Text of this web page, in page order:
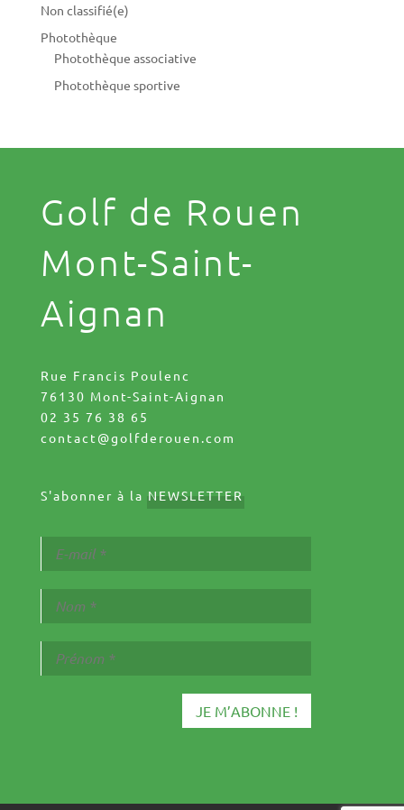
Non classifié(e)
Photothèque
Photothèque associative
Photothèque sportive
Golf de Rouen
Mont-Saint-
Aignan
Rue Francis Poulenc
76130 Mont-Saint-Aignan
02 35 76 38 65
contact@golfderouen.com
S'abonner à la NEWSLETTER